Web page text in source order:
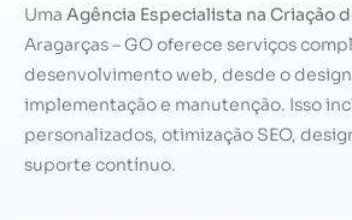
Uma Agência Especialista na Criação
Aragarças – GO oferece serviços
desenvolvimento web, desde o
implementação e manutenção. Isso
personalizados, otimização SEO,
suporte contínuo.